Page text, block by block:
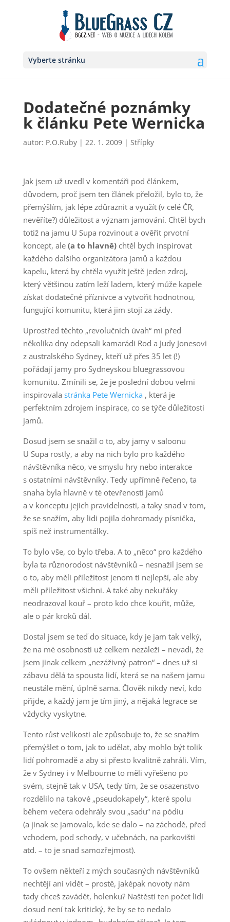
Vyberte stránku
Dodatečné poznámky
k článku Pete Wernicka
autor: P.O.Ruby| 22. 1. 2009| Střípky
Jak jsem už uvedl v komentáři pod článkem,
důvodem, proč jsem ten článek přeložil, bylo to, že
přemýšlím, jak lépe zdůraznit a využít (v celé ČR,
nevěříte?) důležitost a význam jamování. Chtěl bych
totiž na jamu U Supa rozvinout a ověřit prvotní
koncept, ale (a to hlavně)chtěl bych inspirovat
každého dalšího organizátora jamů a každou
kapelu, která by chtěla využít ještě jeden zdroj,
který většinou zatím leží ladem, který může kapele
získat dodatečné příznivce a vytvořit hodnotnou,
fungující komunitu, která jim stojí za zády.
Uprostřed těchto „revolučních úvah“ mi před
několika dny odepsali kamarádi Rod a Judy Jonesovi
z australského Sydney, kteří už přes 35 let (!)
pořádají jamy pro Sydneyskou bluegrassovou
komunitu. Zmínili se, že je poslední dobou velmi
inspirovala stránka Pete Wernicka , která je
perfektním zdrojem inspirace, co se týče důležitosti
jamů.
Dosud jsem se snažil o to, aby jamy v saloonu
U Supa rostly, a aby na nich bylo pro každého
návštěvníka něco, ve smyslu hry nebo interakce
s ostatními návštěvníky. Tedy upřímně řečeno, ta
snaha byla hlavně v té otevřenosti jamů
a v konceptu jejich pravidelnosti, a taky snad v tom,
že se snažím, aby lidi pojila dohromady písnička,
spíš než instrumentálky.
To bylo vše, co bylo třeba. A to „něco“ pro každého
byla ta různorodost návštěvníků – nesnažil jsem se
o to, aby měli příležitost jenom ti nejlepší, ale aby
měli příležitost všichni. A také aby nekuřáky
neodrazoval kouř – proto kdo chce kouřit, může,
ale o pár kroků dál.
Dostal jsem se teď do situace, kdy je jam tak velký,
že na mé osobnosti už celkem nezáleží – nevadí, že
jsem jinak celkem „nezáživný patron“ – dnes už si
zábavu dělá ta spousta lidí, která se na našem jamu
neustále mění, úplně sama. Člověk nikdy neví, kdo
přijde, a každý jam je tím jiný, a nějaká legrace se
vždycky vyskytne.
Tento růst velikosti ale způsobuje to, že se snažím
přemýšlet o tom, jak to udělat, aby mohlo být tolik
lidí pohromadě a aby si přesto kvalitně zahráli. Vím,
že v Sydney i v Melbourne to měli vyřešeno po
svém, stejně tak v USA, tedy tím, že se osazenstvo
rozdělilo na takové „pseudokapely“, které spolu
během večera odehrály svou „sadu“ na pódiu
(a jinak se jamovalo, kde se dalo – na záchodě, před
vchodem, pod schody, v učebnách, na parkovišti
atd. – to je snad samozřejmost).
To ovšem někteří z mých současných návštěvníků
nechtějí ani vidět – prostě, jaképak novoty nám
tady chceš zavádět, holenku? Naštěstí ten počet lidí
dosud není tak kritický, že by se to nedalo